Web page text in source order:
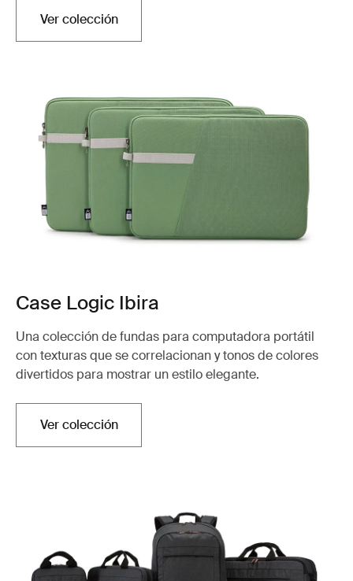
Ver colección
Case Logic Ibira
Una colección de fundas para computadora portátil
con texturas que se correlacionan y tonos de colores
divertidos para mostrar un estilo elegante.
Ver colección